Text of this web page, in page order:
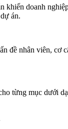
khiến doanh
án.
đề nhân viên,
từng mục dưới